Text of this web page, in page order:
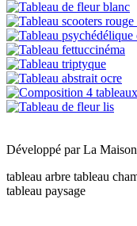
Développé parLa
tableau arbre tableau
tableau paysage